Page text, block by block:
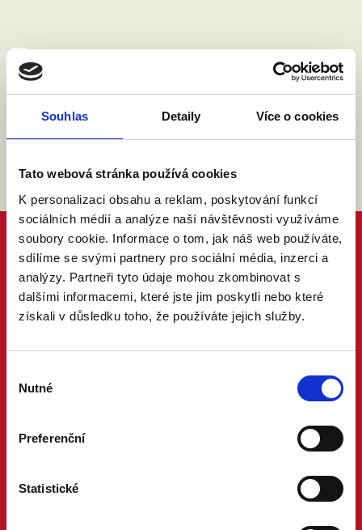
Souhlas Detaily Více o cookies
Tato webová stránka používá cookies
K personalizaci obsahu a reklam, poskytování funkcí
sociálních médií a analýze naší návštěvnosti využíváme
soubory cookie. Informace o tom, jak náš web používáte,
sdílíme se svými partnery pro sociální média, inzerci a
analýzy. Partneři tyto údaje mohou zkombinovat s
dalšími informacemi, které jste jim poskytli nebo které
získali v důsledku toho, že používáte jejich služby.
souhlasu
Nutné
Preferenční
Statistické
Souhlasím se zpracováním osobních údajů podle
zákona č. 101/2000 Sb.